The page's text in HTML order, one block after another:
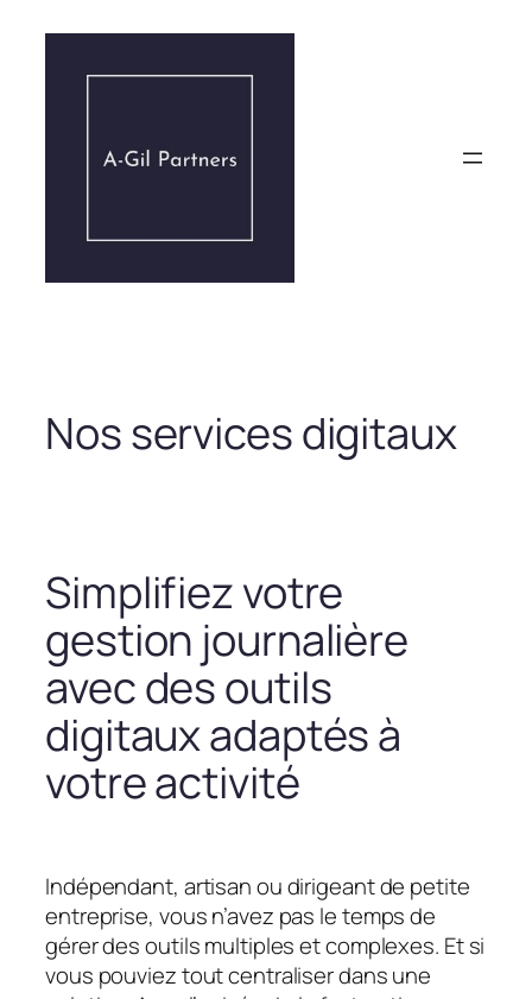
contenu
Nos services digitaux
Simplifiez votre
gestion journalière
avec des outils
digitaux adaptés à
votre activité
Indépendant, artisan ou dirigeant de petite
entreprise, vous n’avez pas le temps de
gérer des outils multiples et complexes. Et si
vous pouviez tout centraliser dans une